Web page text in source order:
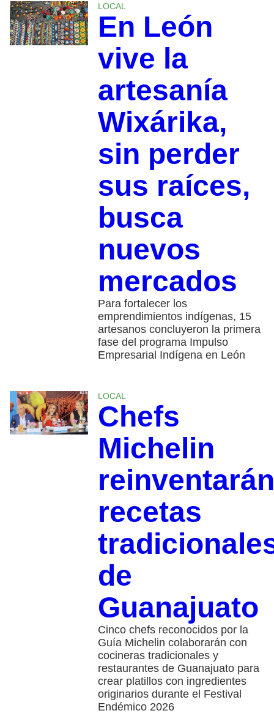
LOCAL
En León
vive la
artesanía
Wixárika,
sin perder
sus raíces,
busca
nuevos
mercados
Para fortalecer los
emprendimientos indígenas, 15
artesanos concluyeron la primera
fase del programa Impulso
Empresarial Indígena en León
LOCAL
Chefs
Michelin
reinventarán
recetas
de
Guanajuato
Cinco chefs reconocidos por la
Guía Michelin colaborarán con
cocineras tradicionales y
restaurantes de Guanajuato para
crear platillos con ingredientes
originarios durante el Festival
Endémico 2026